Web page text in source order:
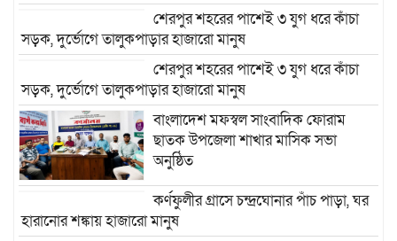
শেরপুর শহরের পাশেই ৩ যুগ ধরে কাঁচা
সড়ক, দুর্ভোগে তালুকপাড়ার হাজারো মানুষ
শেরপুর শহরের পাশেই ৩ যুগ ধরে কাঁচা
সড়ক, দুর্ভোগে তালুকপাড়ার হাজারো মানুষ
বাংলাদেশ মফস্বল সাংবাদিক ফোরাম
ছাতক উপজেলা শাখার মাসিক সভা
অনুষ্ঠিত
কর্ণফুলীর গ্রাসে চন্দ্রঘোনার পাঁচ পাড়া, ঘর
হারানোর শঙ্কায় হাজারো মানুষ